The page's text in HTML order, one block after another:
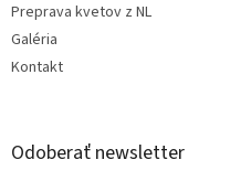
Preprava kvetov z NL
Galéria
Kontakt
Odoberať newsletter